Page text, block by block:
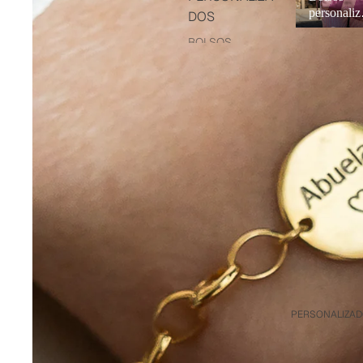
DOS
BOLSOS
BANDOLERAS
CHARMS PARA
BOLSO
os